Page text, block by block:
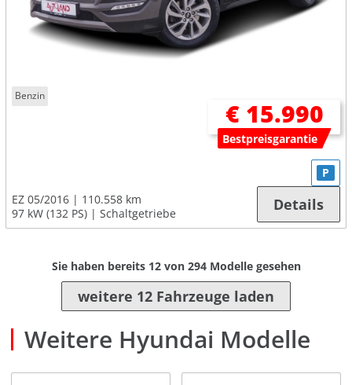
Benzin
€ 15.990
Bestpreisgarantie
EZ 05/2016
110.558 km
97 kW (132 PS)
Schaltgetriebe
P
Details
Sie haben bereits 12von 294Modelle gesehen
weitere 12 Fahrzeuge laden
Weitere Hyundai Modelle